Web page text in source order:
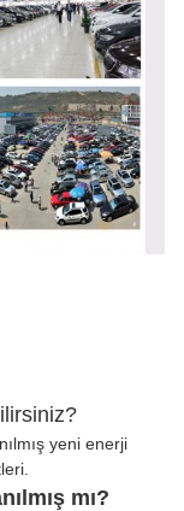
yeni enerji
mı?